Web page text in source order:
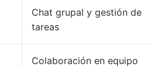
Chat grupal y gestión de
tareas
Colaboración en equipo